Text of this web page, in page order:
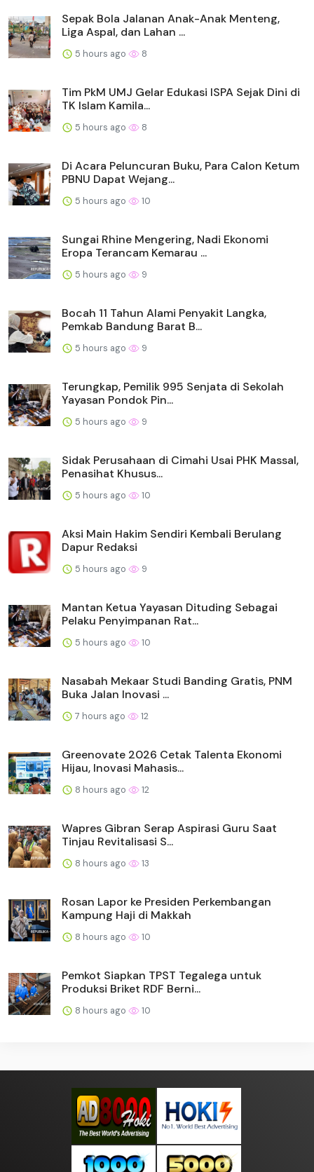
Sepak Bola Jalanan Anak-Anak Menteng,
Liga Aspal, dan Lahan ...
5 hours ago 8
Tim PkM UMJ Gelar Edukasi ISPA Sejak Dini di
TK Islam Kamila...
5 hours ago 8
Di Acara Peluncuran Buku, Para Calon Ketum
PBNU Dapat Wejang...
5 hours ago 10
Sungai Rhine Mengering, Nadi Ekonomi
Eropa Terancam Kemarau ...
5 hours ago 9
Bocah 11 Tahun Alami Penyakit Langka,
Pemkab Bandung Barat B...
5 hours ago 9
Terungkap, Pemilik 995 Senjata di Sekolah
Yayasan Pondok Pin...
5 hours ago 9
Sidak Perusahaan di Cimahi Usai PHK Massal,
Penasihat Khusus...
5 hours ago 10
Aksi Main Hakim Sendiri Kembali Berulang
Dapur Redaksi
5 hours ago 9
Mantan Ketua Yayasan Dituding Sebagai
Pelaku Penyimpanan Rat...
5 hours ago 10
Nasabah Mekaar Studi Banding Gratis, PNM
Buka Jalan Inovasi ...
7 hours ago 12
Greenovate 2026 Cetak Talenta Ekonomi
Hijau, Inovasi Mahasis...
8 hours ago 12
Wapres Gibran Serap Aspirasi Guru Saat
Tinjau Revitalisasi S...
8 hours ago 13
Rosan Lapor ke Presiden Perkembangan
Kampung Haji di Makkah
8 hours ago 10
Pemkot Siapkan TPST Tegalega untuk
Produksi Briket RDF Berni...
8 hours ago 10